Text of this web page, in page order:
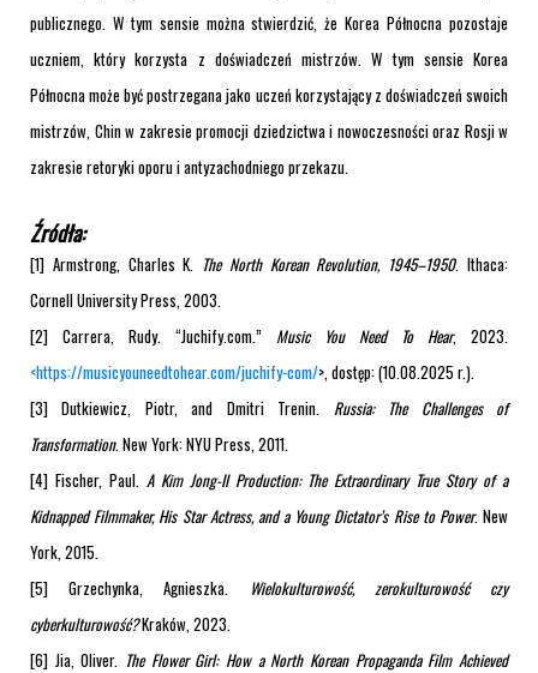
publicznego. W tym sensie można stwierdzić, że Korea Północna pozostaje
uczniem, który korzysta z doświadczeń mistrzów. W tym sensie Korea
Północna może być postrzegana jako uczeń korzystający z doświadczeń swoich
mistrzów, Chin w zakresie promocji dziedzictwa i nowoczesności oraz Rosji w
zakresie retoryki oporu i antyzachodniego przekazu.
Źródła:
[1] Armstrong, Charles K. The North Korean Revolution, 1945–1950. Ithaca:
Cornell University Press, 2003.
[2] Carrera, Rudy. “Juchify.com.” Music You Need To Hear, 2023.
<https://musicyouneedtohear.com/juchify-com/>, dostęp: (10.08.2025 r.).
[3] Dutkiewicz, Piotr, and Dmitri Trenin. Russia: The Challenges of
Transformation. New York: NYU Press, 2011.
[4] Fischer, Paul. A Kim Jong-Il Production: The Extraordinary True Story of a
Kidnapped Filmmaker, His Star Actress, and a Young Dictator’s Rise to Power. New
York, 2015.
[5] Grzechynka, Agnieszka.
Wielokulturowość, zerokulturowość czy
cyberkulturowość?Kraków, 2023.
[6] Jia, Oliver. The Flower Girl: How a North Korean Propaganda Film Achieved